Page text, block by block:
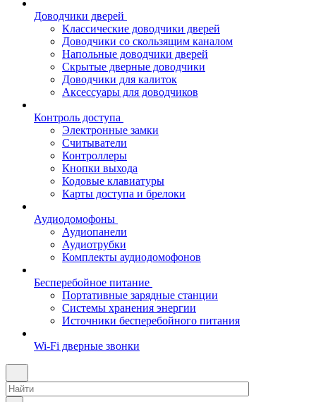
Доводчики дверей
Классические доводчики дверей
Доводчики со скользящим каналом
Напольные доводчики дверей
Скрытые дверные доводчики
Доводчики для калиток
Аксессуары для доводчиков
Контроль доступа
Электронные замки
Считыватели
Контроллеры
Кнопки выхода
Кодовые клавиатуры
Карты доступа и брелоки
Аудиодомофоны
Аудиопанели
Аудиотрубки
Комплекты аудиодомофонов
Бесперебойное питание
Портативные зарядные станции
Системы хранения энергии
Источники бесперебойного питания
Wi-Fi дверные звонки